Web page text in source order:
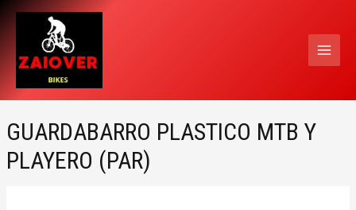
contenido
GUARDABARRO PLASTICO MTB Y
PLAYERO (PAR)